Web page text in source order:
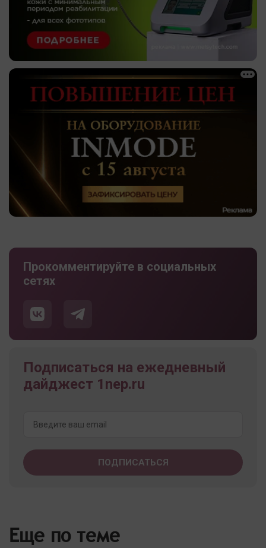
Прокомментируйте в социальных
сетях
Подписаться на ежедневный
дайджест 1nep.ru
Еще по теме